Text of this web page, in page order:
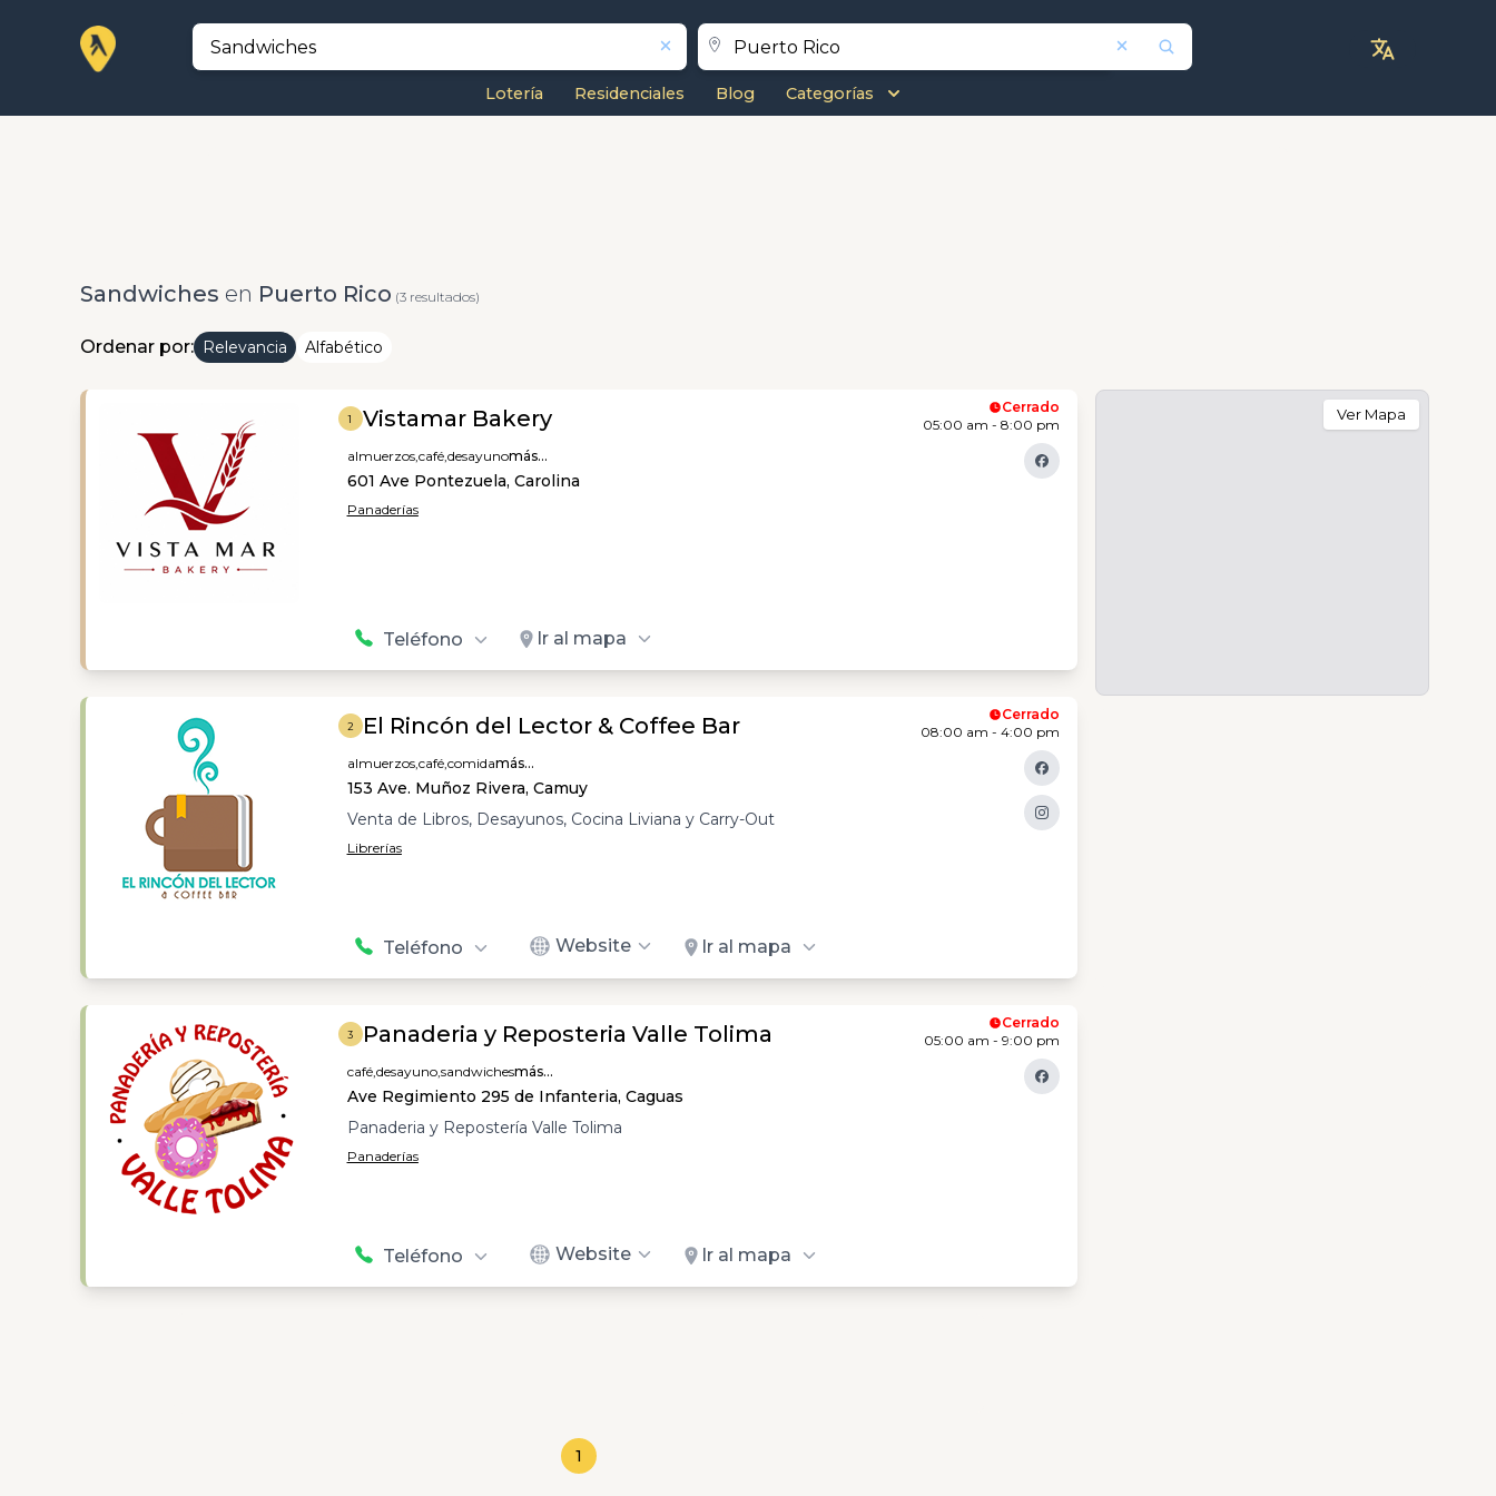
Lotería Residenciales Blog Categorías
Sandwiches en Puerto Rico (3 resultados)
Ordenar por: Relevancia Alfabético
1 Vistamar Bakery
almuerzos,café,desayunomás...
601 Ave Pontezuela, Carolina
Panaderías
Teléfono Ir al mapa
Cerrado
05:00 am - 8:00 pm
2 El Rincón del Lector & Coffee Bar
almuerzos,café,comidamás...
153 Ave. Muñoz Rivera, Camuy
Venta de Libros, Desayunos, Cocina Liviana y Carry-Out
Librerías
Teléfono Website Ir al mapa
Cerrado
08:00 am - 4:00 pm
3 Panaderia y Reposteria Valle Tolima
café,desayuno,sandwichesmás...
Ave Regimiento 295 de Infanteria, Caguas
Panaderia y Repostería Valle Tolima
Panaderías
Teléfono Website Ir al mapa
Cerrado
05:00 am - 9:00 pm
1
Ver Mapa